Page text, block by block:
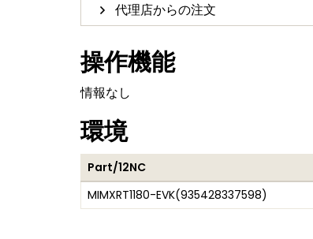
代理店からの注文
操作機能
情報なし
環境
Part/12NC
MIMXRT1180-EVK(935428337598)